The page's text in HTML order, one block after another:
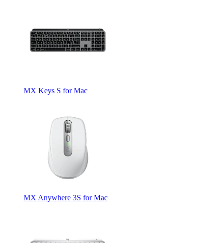
MX Keys S for Mac
MX Anywhere 3S for Mac